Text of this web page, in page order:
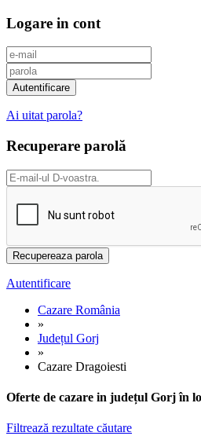
Logare in cont
Ai uitat parola?
Recuperare parolă
Autentificare
Cazare România
»
Județul Gorj
»
Cazare Dragoiesti
Oferte de cazare in județul Gorj în
Filtrează rezultate căutare